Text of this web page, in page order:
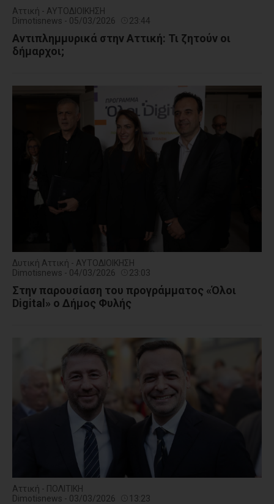
Αττική - ΑΥΤΟΔΙΟΙΚΗΣΗ
Dimotisnews - 05/03/2026
23:44
Αντιπλημμυρικά στην Αττική: Τι ζητούν οι
δήμαρχοι;
Δυτική Αττική - ΑΥΤΟΔΙΟΙΚΗΣΗ
Dimotisnews - 04/03/2026
23:03
Στην παρουσίαση του προγράμματος «Όλοι
Digital» ο Δήμος Φυλής
Αττική - ΠΟΛΙΤΙΚΗ
Dimotisnews - 03/03/2026
13:23